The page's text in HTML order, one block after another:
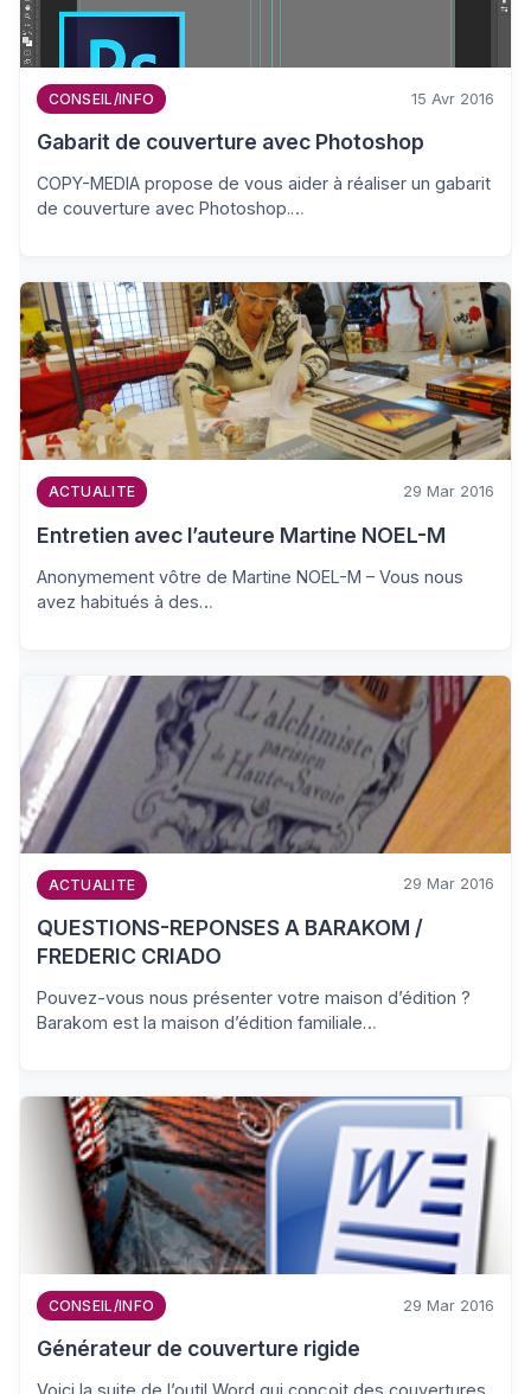
CONSEIL/INFO 15 Avr 2016
Gabarit de couverture avec Photoshop
COPY-MEDIA propose de vous aider à réaliser un gabarit
de couverture avec Photoshop.…
ACTUALITE 29 Mar 2016
Entretien avec l’auteure Martine NOEL-M
Anonymement vôtre de Martine NOEL-M – Vous nous
avez habitués à des…
ACTUALITE 29 Mar 2016
QUESTIONS-REPONSES A BARAKOM /
FREDERIC CRIADO
Pouvez-vous nous présenter votre maison d’édition ?
Barakom est la maison d’édition familiale…
CONSEIL/INFO 29 Mar 2016
Générateur de couverture rigide